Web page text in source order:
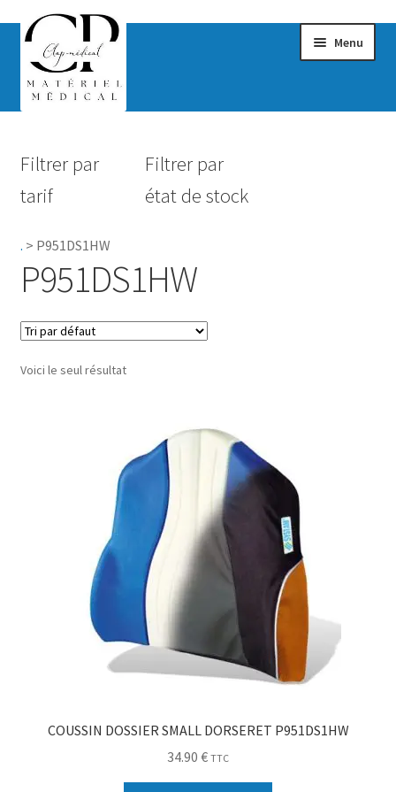
Menu
Hygiène
Accessoires Salle de bain
Filtrer par
tarif
Filtrer par
état de stock
. > P951DS1HW
P951DS1HW
Voici le seul résultat
COUSSIN DOSSIER SMALL DORSERET P951DS1HW
34.90 € TTC